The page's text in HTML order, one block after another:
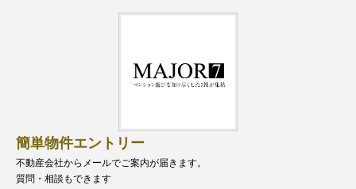
簡単物件エントリー
不動産会社からメールでご案内が届きます。
質問・相談もできます